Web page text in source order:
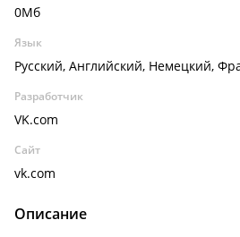
0Мб
Язык
Русский, Английский, Немецкий,
Разработчик
VK.com
Сайт
vk.com
Описание